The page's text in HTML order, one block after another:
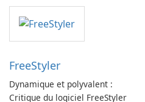
FreeStyler
Dynamique et polyvalent :
Critique du logiciel FreeStyler